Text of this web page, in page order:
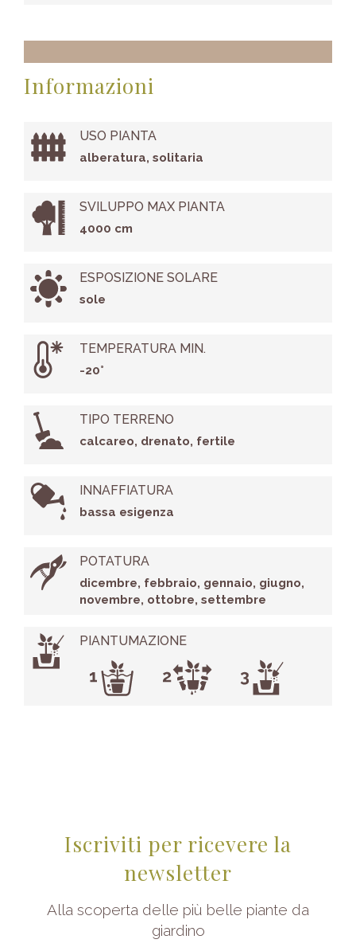
Informazioni
USO PIANTA
alberatura, solitaria
SVILUPPO MAX PIANTA
4000 cm
ESPOSIZIONE SOLARE
sole
TEMPERATURA MIN.
-20°
TIPO TERRENO
calcareo, drenato, fertile
INNAFFIATURA
bassa esigenza
POTATURA
dicembre, febbraio, gennaio, giugno,
novembre, ottobre, settembre
PIANTUMAZIONE
Iscriviti per ricevere la
newsletter
Alla scoperta delle più belle piante da
giardino